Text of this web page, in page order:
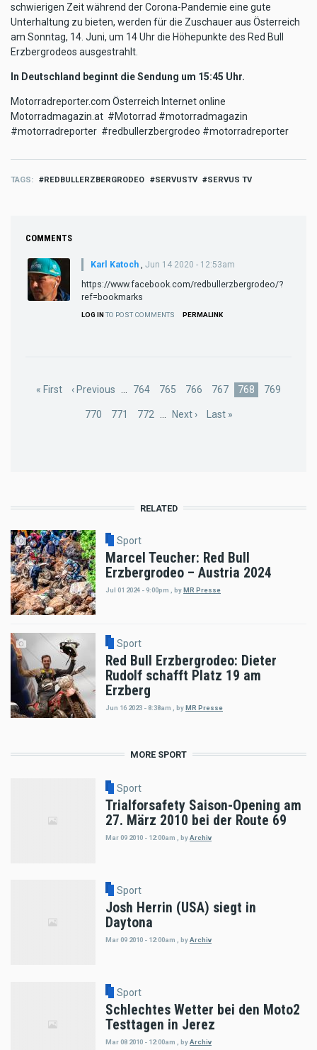
schwierigen Zeit während der Corona-Pandemie eine gute
Unterhaltung zu bieten, werden für die Zuschauer aus Österreich
am Sonntag, 14. Juni, um 14 Uhr die Höhepunkte des Red Bull
Erzbergrodeos ausgestrahlt.
In Deutschland beginnt die Sendung um 15:45 Uhr.
Motorradreporter.com Österreich Internet online
Motorradmagazin.at #Motorrad #motorradmagazin
#motorradreporter #redbullerzbergrodeo #motorradreporter
TAGS REDBULLERZBERGRODEO SERVUSTV SERVUS TV
COMMENTS
Karl Katoch Jun 14 2020 - 12:53am
https://www.facebook.com/redbullerzbergrodeo/?
ref=bookmarks
LOG IN TO POST COMMENTS PERMALINK
First
« First
Previous
‹ Previous … Page
764 Page
765 Page
766 Page
767
Current
768 Page
769
Page
770 Page
771 Page
772 …
Next
Next ›
Last
Last »
RELATED
Sport
Marcel Teucher: Red Bull
Erzbergrodeo – Austria 2024
Jul 01 2024 - 9:00pm , byMR Presse
Sport
Red Bull Erzbergrodeo: Dieter
Rudolf schafft Platz 19 am
Erzberg
Jun 16 2023 - 8:38am byMR Presse
MORE SPORT
Sport
Trialforsafety Saison-Opening am
27. März 2010 bei der Route 69
Mar 09 2010 - 12:00am , byArchiv
Sport
Josh Herrin (USA) siegt in
Daytona
Mar 09 2010 - 12:00am byArchiv
Sport
Schlechtes Wetter bei den Moto2
Testtagen in Jerez
Mar 08 2010 - 12:00am byArchiv